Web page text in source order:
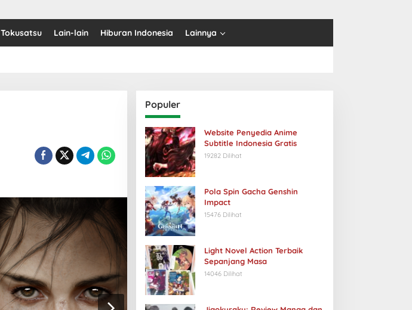
Tokusatsu Lain-lain Hiburan Indonesia Lainnya
Populer
Website Penyedia Anime
Subtitle Indonesia Gratis
19282 Dilihat
Pola Spin Gacha Genshin
Impact
15476 Dilihat
Light Novel Action Terbaik
Sepanjang Masa
14046 Dilihat